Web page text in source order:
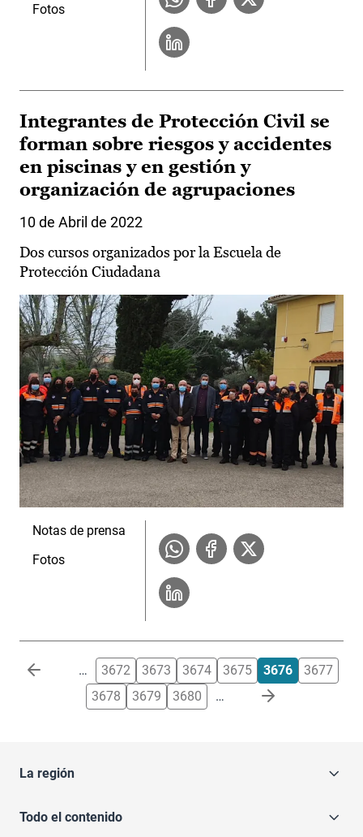
Fotos
Integrantes de Protección Civil se
forman sobre riesgos y accidentes
en piscinas y en gestión y
organización de agrupaciones
10 de Abril de 2022
Dos cursos organizados por la Escuela de
Protección Ciudadana
Notas de prensa
Fotos
Paginación … 3672 3673 3674 3675 3676
3677
3678
3679 3680 …
La región
Todo el contenido